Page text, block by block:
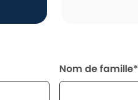
Nom de famille*